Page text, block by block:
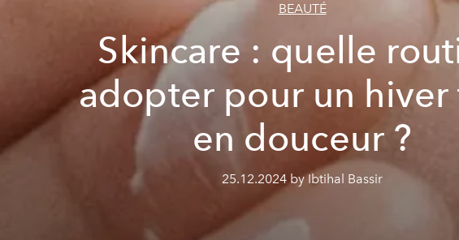
BEAUTÉ
Skincare : quelle
adopter pour un hiver
en douceur ?
25.12.2024 by Ibtihal Bassir